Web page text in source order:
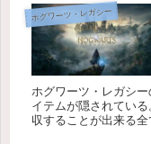
ホグワーツ・レガシー
ホグワーツ・レガシ
イテムが隠されてい
収することが出来る